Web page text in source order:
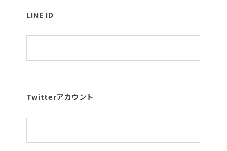
LINE ID
Twitterアカウント